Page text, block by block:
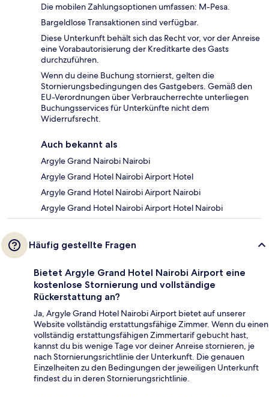
Die mobilen Zahlungsoptionen umfassen: M-Pesa.
Bargeldlose Transaktionen sind verfügbar.
Diese Unterkunft behält sich das Recht vor, vor der Anreise
eine Vorabautorisierung der Kreditkarte des Gasts
durchzuführen.
Wenn du deine Buchung stornierst, gelten die
Stornierungsbedingungen des Gastgebers. Gemäß den
EU-Verordnungen über Verbraucherrechte unterliegen
Buchungsservices für Unterkünfte nicht dem
Widerrufsrecht.
Auch bekannt als
Argyle Grand Nairobi Nairobi
Argyle Grand Hotel Nairobi Airport Hotel
Argyle Grand Hotel Nairobi Airport Nairobi
Argyle Grand Hotel Nairobi Airport Hotel Nairobi
Häufig gestellte Fragen
Bietet Argyle Grand Hotel Nairobi Airport eine
kostenlose Stornierung und vollständige
Rückerstattung an?
Ja, Argyle Grand Hotel Nairobi Airport bietet auf unserer
Website vollständig erstattungsfähige Zimmer. Wenn du einen
vollständig erstattungsfähigen Zimmertarif gebucht hast,
kannst du bis wenige Tage vor deiner Anreise stornieren, je
nach Stornierungsrichtlinie der Unterkunft. Die genauen
Einzelheiten zu den Bedingungen der jeweiligen Unterkunft
findest du in deren Stornierungsrichtlinie.